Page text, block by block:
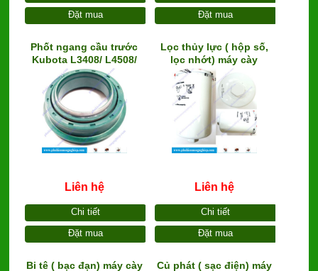
Đặt mua
Đặt mua
Phốt ngang cầu trước
Kubota L3408/ L4508/
M5000
Liên hệ
Chi tiết
Đặt mua
Lọc thủy lực ( hộp số,
lọc nhớt) máy cày
kubota, đời L02 ( Lõi kim
loại, chính hãng)
Liên hệ
Chi tiết
Đặt mua
Bi tê ( bạc đạn) máy cày Củ phát ( sạc điện) máy